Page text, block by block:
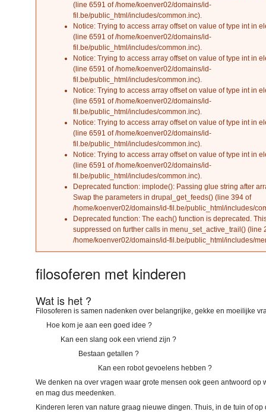
(line 6591 of/home/koenver02/domains/id-
fil.be/public_html/includes/common.inc).
Notice: Trying to access array offset on value of type int in
(line 6591 of/home/koenver02/domains/id-
fil.be/public_html/includes/common.inc).
Notice: Trying to access array offset on value of type int in
(line 6591 of/home/koenver02/domains/id-
fil.be/public_html/includes/common.inc).
Notice: Trying to access array offset on value of type int in
(line 6591 of/home/koenver02/domains/id-
fil.be/public_html/includes/common.inc).
Notice: Trying to access array offset on value of type int in
(line 6591 of/home/koenver02/domains/id-
fil.be/public_html/includes/common.inc).
Notice: Trying to access array offset on value of type int in
(line 6591 of/home/koenver02/domains/id-
fil.be/public_html/includes/common.inc).
Deprecated function: implode(): Passing glue string after
Swap the parameters in drupal_get_feeds() (line 394 of
/home/koenver02/domains/id-fil.be/public_html/includes/
Deprecated function: The each() function is deprecated.
suppressed on further calls in menu_set_active_trail() (line
/home/koenver02/domains/id-fil.be/public_html/includes/
filosoferen met kinderen
Wat is het ?
Filosoferen is samen nadenken over belangrijke, gekke en moeilijke
Hoe kom je aan een goed idee ?
Kan een slang ook een vriend zijn ?
Bestaan getallen ?
Kan een robot gevoelens hebben ?
We denken na over vragen waar grote mensen ook geen antwoord op
en mag dus meedenken.
Kinderen leren van nature graag nieuwe dingen. Thuis, in de tuin of op